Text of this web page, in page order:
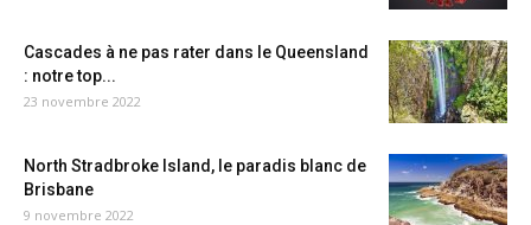
Cascades à ne pas rater dans le Queensland
: notre top...
23 novembre 2022
North Stradbroke Island, le paradis blanc de
Brisbane
9 novembre 2022